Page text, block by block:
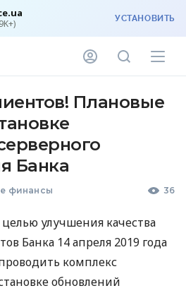
УСТАНОВИТЬ
Плановые
Банка
финансы 36
улучшения качества
Банка 14 апреля 2019 года
комплекс
обновлений